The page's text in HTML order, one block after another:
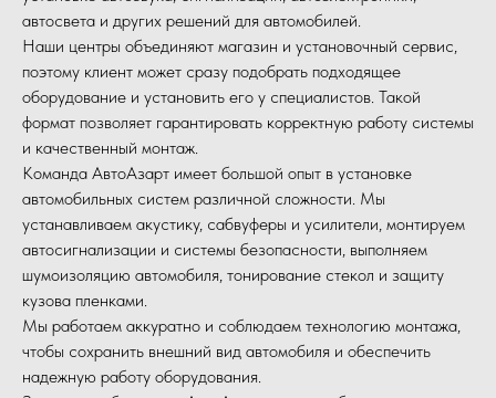
автосвета и других решений для автомобилей.
Наши центры объединяют магазин и установочный сервис,
поэтому клиент может сразу подобрать подходящее
оборудование и установить его у специалистов. Такой
формат позволяет гарантировать корректную работу системы
и качественный монтаж.
Команда АвтоАзарт имеет большой опыт в установке
автомобильных систем различной сложности. Мы
устанавливаем акустику, сабвуферы и усилители, монтируем
автосигнализации и системы безопасности, выполняем
шумоизоляцию автомобиля, тонирование стекол и защиту
кузова пленками.
Мы работаем аккуратно и соблюдаем технологию монтажа,
чтобы сохранить внешний вид автомобиля и обеспечить
надежную работу оборудования.